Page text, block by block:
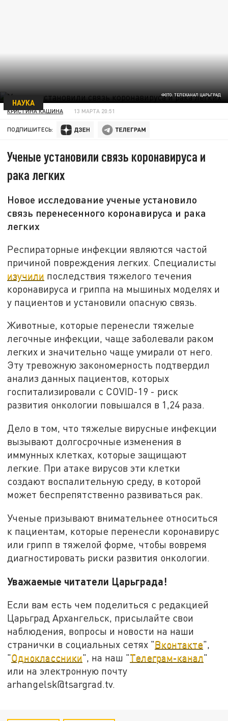
ФОТО: ТЕЛЕКАНАЛ ЦАРЬГРАД
НАУКА
КРИСТИНА КАШИНА 13 МАРТА 20:51
ПОДПИШИТЕСЬ:
Ученые установили связь коронавируса и
рака легких
Новое исследование ученые установило
связь перенесенного коронавируса и рака
легких
Респираторные инфекции являются частой
причиной повреждения легких. Специалисты
изучили последствия тяжелого течения
коронавируса и гриппа на мышиных моделях и
у пациентов и установили опасную связь.
Животные, которые перенесли тяжелые
легочные инфекции, чаще заболевали раком
легких и значительно чаще умирали от него.
Эту тревожную закономерность подтвердил
анализ данных пациентов, которых
госпитализировали с COVID-19 - риск
развития онкологии повышался в 1,24 раза.
Дело в том, что тяжелые вирусные инфекции
вызывают долгосрочные изменения в
иммунных клетках, которые защищают
легкие. При атаке вирусов эти клетки
создают воспалительную среду, в которой
может беспрепятственно развиваться рак.
Ученые призывают внимательнее относиться
к пациентам, которые перенесли коронавирус
или грипп в тяжелой форме, чтобы вовремя
диагностировать риски развития онкологии.
Уважаемые читатели Царьграда!
Если вам есть чем поделиться с редакцией
Царьград Архангельск, присылайте свои
наблюдения, вопросы и новости на наши
странички в социальных сетях "Вконтакте",
"Одноклассники", на наш "Телеграм-канал"
или на электронную почту
arhangelsk@tsargrad.tv.